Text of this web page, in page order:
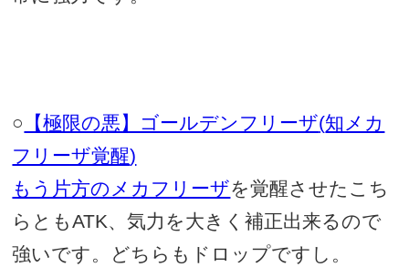
○ 【極限の悪】ゴールデンフリーザ(知メカ
フリーザ覚醒)
もう片方のメカフリーザを覚醒させたこち
らともATK、気力を大きく補正出来るので
強いです。どちらもドロップですし。